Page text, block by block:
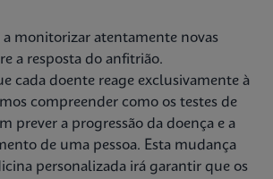
a monitorizar atentamente novas
a resposta do anfitrião.
cada doente reage exclusivamente à
compreender como os testes de
prever a progressão da doença e a
de uma pessoa. Esta mudança
personalizada irá garantir que os